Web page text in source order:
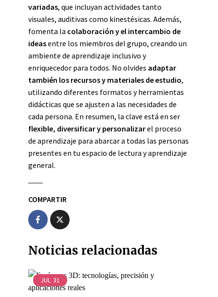
variadas, que incluyan actividades tanto
visuales, auditivas como kinestésicas. Además,
fomenta la colaboración y el intercambio de
ideasentre los miembros del grupo, creando un
ambiente de aprendizaje inclusivo y
enriquecedor para todos. No olvides adaptar
también los recursos y materiales de estudio,
utilizando diferentes formatos y herramientas
didácticas que se ajusten a las necesidades de
cada persona. En resumen, la clave está en ser
flexible, diversificar y personalizarel proceso
de aprendizaje para abarcar a todas las personas
presentes en tu espacio de lectura y aprendizaje
general.
COMPARTIR
Noticias relacionadas
JUL 31